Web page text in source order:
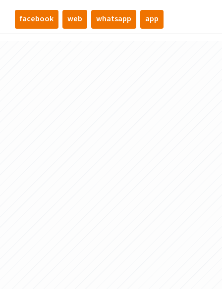
facebook web whatsapp app